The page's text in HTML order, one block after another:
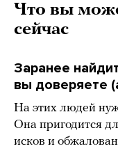
Что вы
сейчас
Заранее
вы доверяете
На этих людей
Она пригодится
исков и